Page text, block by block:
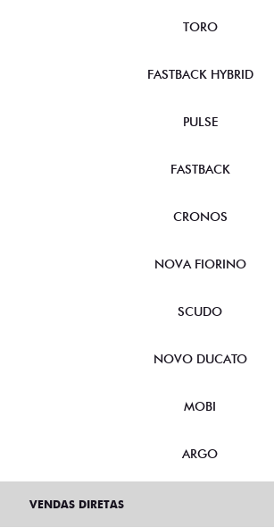
TORO
FASTBACK HYBRID
PULSE
FASTBACK
CRONOS
NOVA FIORINO
SCUDO
NOVO DUCATO
MOBI
ARGO
VENDAS DIRETAS